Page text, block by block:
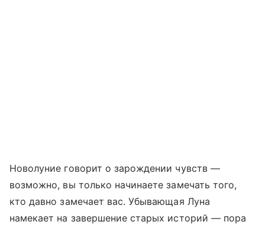
Новолуние говорит о зарождении чувств —
возможно, вы только начинаете замечать того,
кто давно замечает вас. Убывающая Луна
намекает на завершение старых историй — пора